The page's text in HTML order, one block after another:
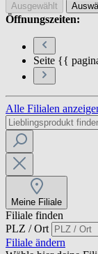
Ausgewählt
Öffnungszeiten:
Seite {{
Alle Filialen
Meine Filiale
Filiale finden
PLZ / Ort
Filiale ändern